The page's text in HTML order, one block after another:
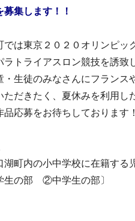
募集します！！
は東京２０２０オリンピッ
トライアスロン競技を誘致
生徒のみなさんにフランス
だきたく、夏休みを利用し
応募をお待ちしております！
内の小中学校に在籍する児
部 ②中学生の部〕